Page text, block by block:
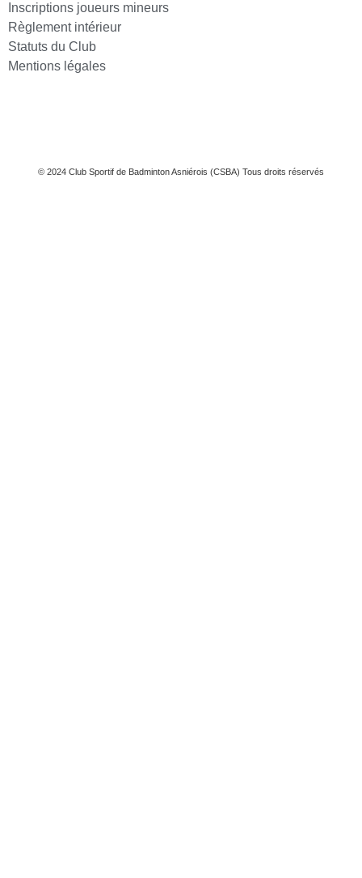
Inscriptions joueurs mineurs
Règlement intérieur
Statuts du Club
Mentions légales
© 2024 Club Sportif de Badminton Asniérois (CSBA) Tous droits réservés